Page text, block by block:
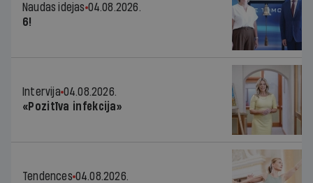
Naudas idejas 04.08.2026.
6!
Intervija 04.08.2026.
«Pozitīva infekcija»
Tendences 04.08.2026.